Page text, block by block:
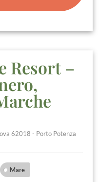
Resort –
62018 - Porto Potenza
Mare